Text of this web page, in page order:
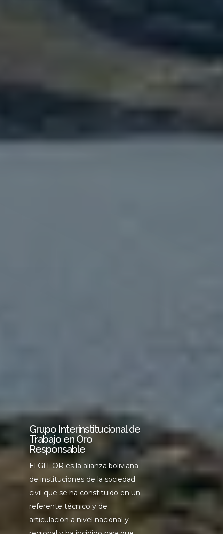
Grupo Interinstitucional de
Trabajo en Oro
Responsable
El GIT-OR es la alianza boliviana
de instituciones de la sociedad
civil que se ha constituido en un
referente técnico y de
articulación a nivel nacional y